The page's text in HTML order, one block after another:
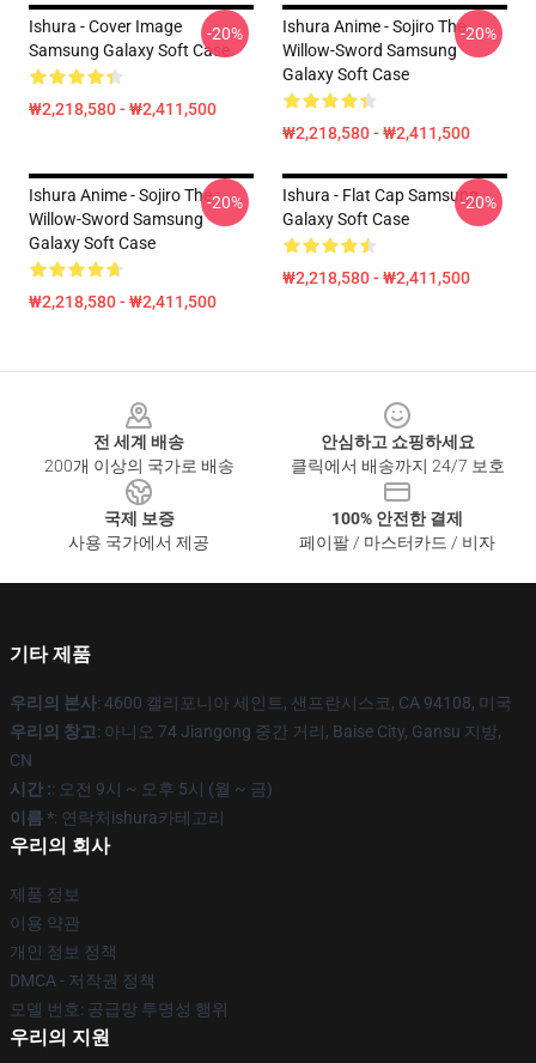
Ishura - Cover Image
Samsung Galaxy Soft Case
₩2,218,580 - ₩2,411,500
-20%
Ishura Anime - Sojiro The
Willow-Sword Samsung
Galaxy Soft Case
₩2,218,580 - ₩2,411,500
-20%
Ishura Anime - Sojiro The
Willow-Sword Samsung
Galaxy Soft Case
₩2,218,580 - ₩2,411,500
-20%
Ishura - Flat Cap Samsung
Galaxy Soft Case
₩2,218,580 - ₩2,411,500
-20%
전 세계 배송
200개 이상의 국가로 배송
안심하고 쇼핑하세요
클릭에서 배송까지 24/7 보호
국제 보증
사용 국가에서 제공
100% 안전한 결제
페이팔 / 마스터카드 / 비자
기타 제품
우리의 본사: 4600 캘리포니아 세인트, 샌프란시스코, CA 94108, 미국
우리의 창고: 아니오 74 Jiangong 중간 거리, Baise City, Gansu 지방,
CN
시간 :: 오전 9시 ~ 오후 5시 (월 ~ 금)
이름 *: 연락처ishura카테고리
우리의 회사
제품 정보
이용 약관
개인 정보 정책
DMCA - 저작권 정책
모델 번호: 공급망 투명성 행위
우리의 지원